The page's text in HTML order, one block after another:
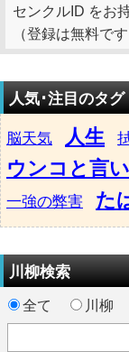
センクルID をお
（登録は無料です
人気･注目のタ
脳天気 人生
ウンコと言
一強の弊害 た
川柳検索
全て 川柳